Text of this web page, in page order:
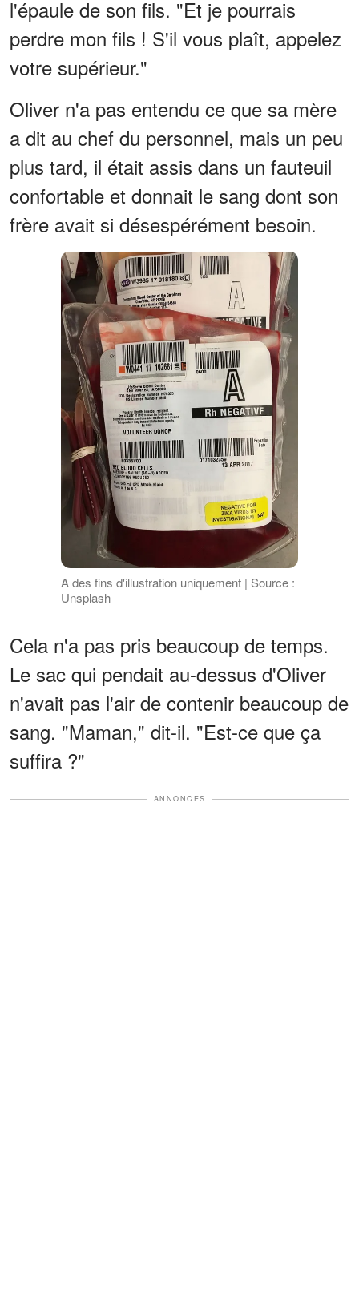
l'épaule de son fils. "Et je pourrais
perdre mon fils ! S'il vous plaît, appelez
votre supérieur."
Oliver n'a pas entendu ce que sa mère
a dit au chef du personnel, mais un peu
plus tard, il était assis dans un fauteuil
confortable et donnait le sang dont son
frère avait si désespérément besoin.
A des fins d'illustration uniquement | Source :
Unsplash
Cela n'a pas pris beaucoup de temps.
Le sac qui pendait au-dessus d'Oliver
n'avait pas l'air de contenir beaucoup de
sang. "Maman," dit-il. "Est-ce que ça
suffira ?"
ANNONCES